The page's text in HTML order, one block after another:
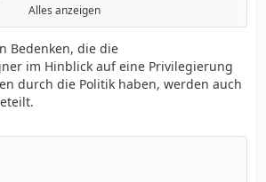
nach dem Selbstverständnis der
Akt („sinnstiftende Integration und
zu qualifizieren sei
keine Körperverletzung sein könne.
Religionsfreiheit öffnet sich zwar
des Grundrechtsträgers. Doch
Alles anzeigen
Bedenken, die die
im Hinblick auf eine Privilegierung
durch die Politik haben, werden auch